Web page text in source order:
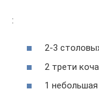
:
2-3
2 трети
1